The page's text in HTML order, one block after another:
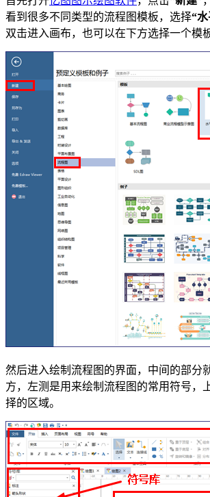
看到很多不同类型的流程图模板，选择“
双击进入画布，也可以在下方选择一个模
然后进入绘制流程图的界面，中间的部分
方，左测是用来绘制流程图的常用符号，
择的区域。